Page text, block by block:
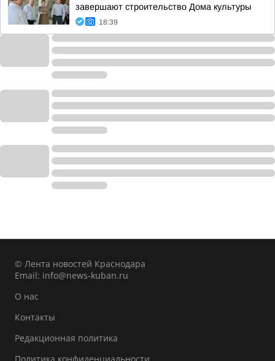
завершают строительство Дома культуры
18:39
© Лента новостей Краснодара
Email: info@news-kuban.ru
О нас
Контакты
Редакционная политика